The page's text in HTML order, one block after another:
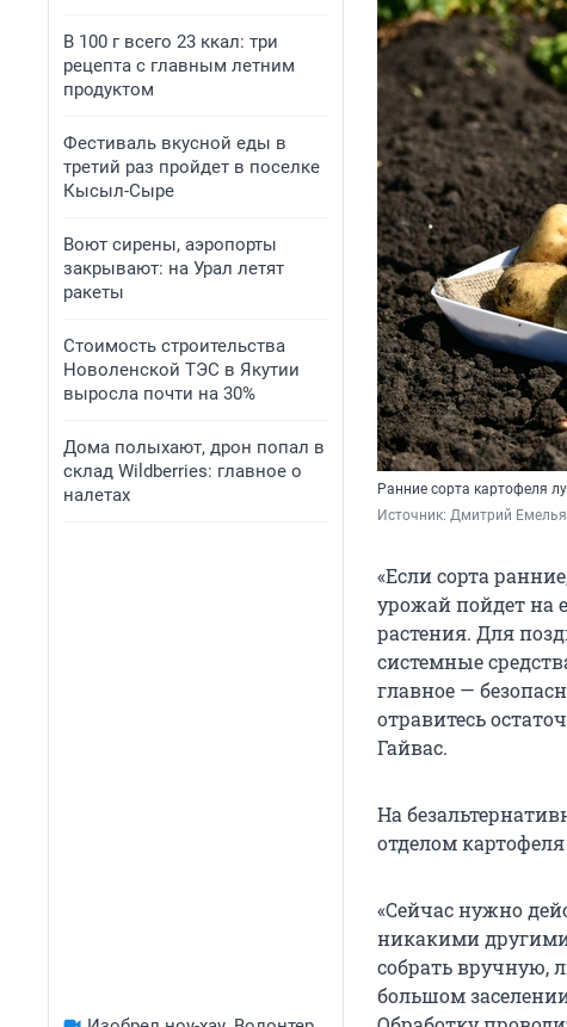
В 100 г всего 23 ккал: три
рецепта с главным летним
продуктом
Фестиваль вкусной еды в
третий раз пройдет в поселке
Кысыл-Сыре
Воют сирены, аэропорты
закрывают: на Урал летят
ракеты
Стоимость строительства
Новоленской ТЭС в Якутии
выросла почти на 30%
Дома полыхают, дрон попал в
склад Wildberries: главное о
налетах
Ранние сорта картофеля
Источник: Дмитрий
«Если сорта
урожай пойдет на
растения. Для
системные
главное —
отравитесь
Гайвас.
На
отделом
«Сейчас нужно
никакими
собрать вручную,
большом